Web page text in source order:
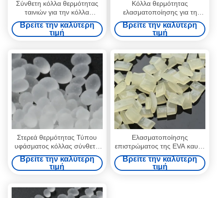
Σύνθετη κόλλα θερμότητας
ταινιών για την κόλλα
υφάσματος δεσμών
θερμότητας υφάσματος
Βρείτε την καλύτερη
τιμή
Κόλλα θερμότητας
ελασματοποίησης για τη
σταθερή ελασματοποίηση
ιξώδους υφάσματος 20kg
Βρείτε την καλύτερη
τιμή
Στερεά θερμότητας Τύπου
υφάσματος κόλλας σύνθετη
κόλλα λειωμένων μετάλλων
ταινιών καυτή
Βρείτε την καλύτερη
τιμή
Ελασματοποίησης
επιστρώματος της EVA καυτή
λειωμένων μετάλλων υλική
ταινία 7085 απεικόνισης
κόλλας ελαφριά 85 0
Βρείτε την καλύτερη
τιμή